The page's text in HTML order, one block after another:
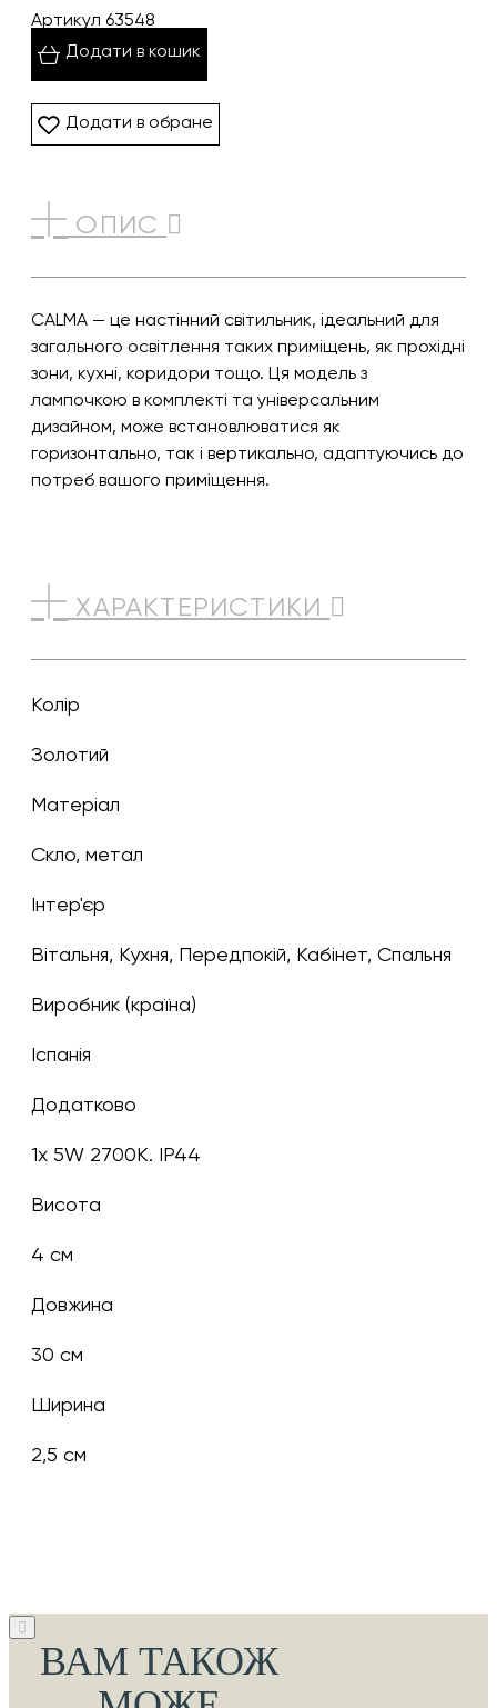
Артикул 63548
Додати в кошик
Додати в обране
ОПИС
CALMA — це настінний світильник, ідеальний для
загального освітлення таких приміщень, як прохідні
зони, кухні, коридори тощо. Ця модель з
лампочкою в комплекті та універсальним
дизайном, може встановлюватися як
горизонтально, так і вертикально, адаптуючись до
потреб вашого приміщення.
ХАРАКТЕРИСТИКИ
Колір
золотий
Матеріал
скло, метал
Інтер'єр
Вітальня, Кухня, Передпокій, Кабінет, Спальня
Виробник (країна)
Іспанія
Додатково
1x 5W 2700K. IP44
Висота
4 см
Довжина
30 см
Ширина
2,5 см
ВАМ ТАКОЖ